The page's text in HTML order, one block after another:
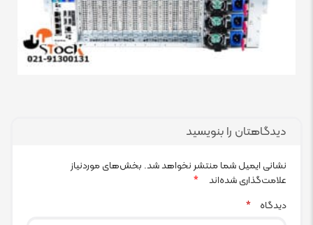
دیدگاهتان را بنویسید
نشانی ایمیل شما منتشر نخواهد شد. بخش‌های موردنیاز
علامت‌گذاری شده‌اند
*
دیدگاه
*